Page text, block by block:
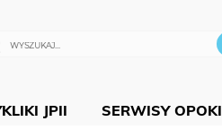
JPII SERWISY OPOKI